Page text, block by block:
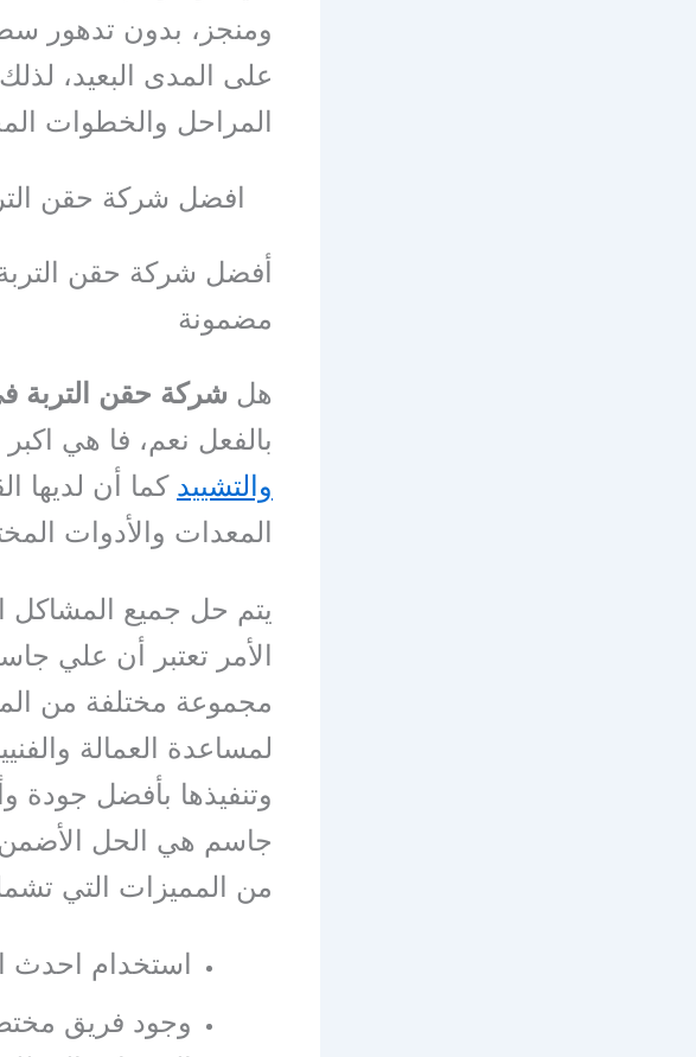
ومنجز، بدون تدهور
على المدى البعيد،
المراحل والخطوات
افضل شركة حقن
أفضل شركة حقن
مضمونة
هل شركة حقن التربة
بالفعل نعم، فا هي
والتشييد كما أن لديها
المعدات والأدوات
يتم حل جميع المشاكل
الأمر تعتبر أن علي
مجموعة مختلفة من
لمساعدة العمالة
وتنفيذها بأفضل جودة
جاسم هي الحل الأضمن
من المميزات التي
استخدام احدث
وجود فريق